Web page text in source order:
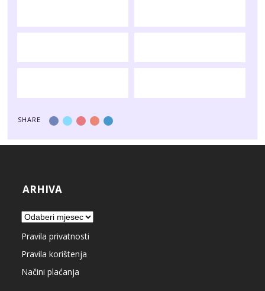
SHARE
ARHIVA
Arhiva
Pravila privatnosti
Pravila korištenja
Načini plaćanja